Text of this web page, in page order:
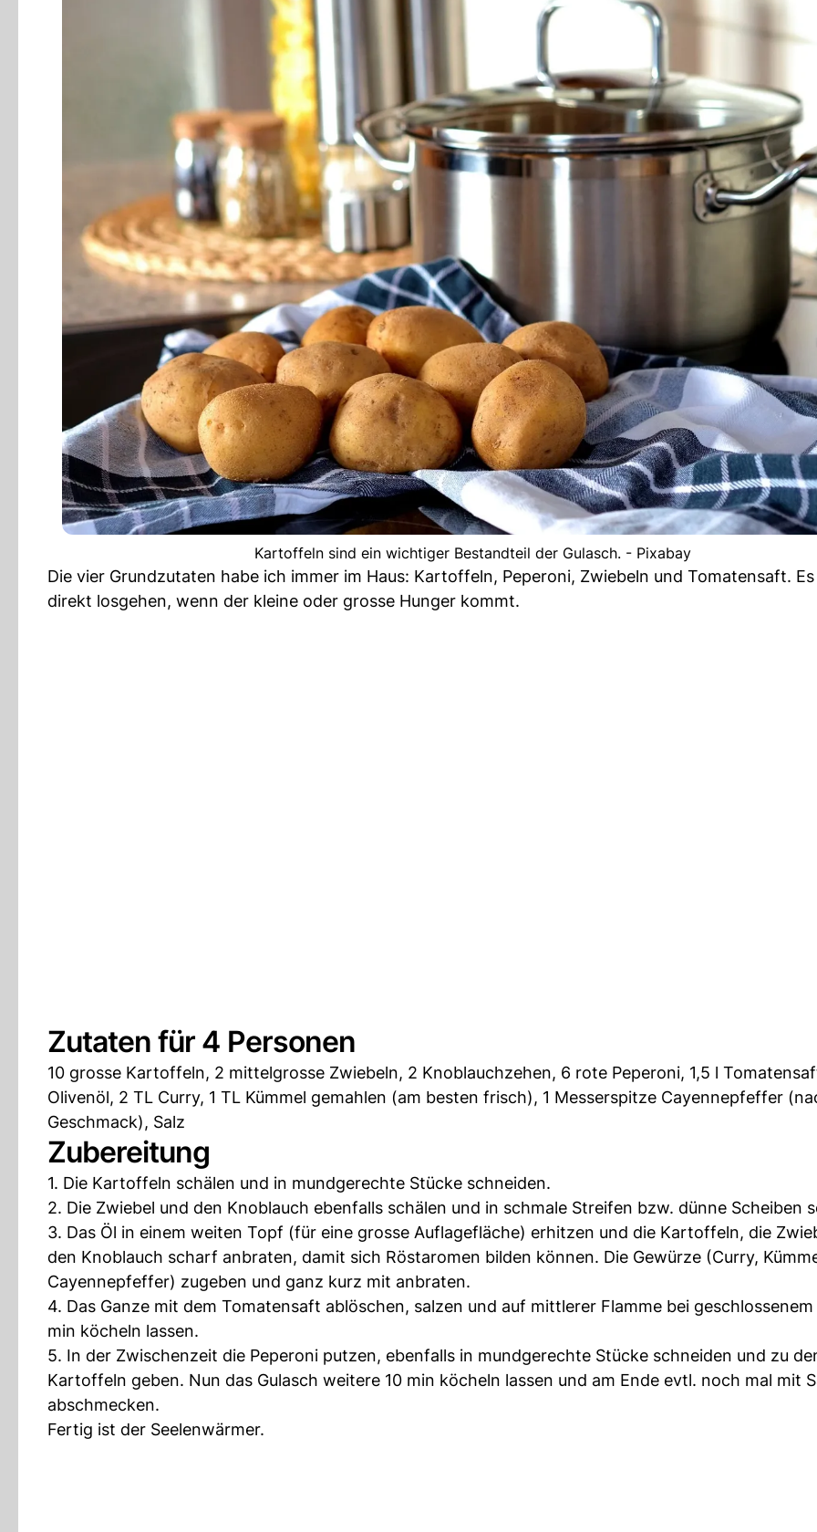
Kartoffeln sind ein wichtiger Bestandteil der Gulasch. - Pixabay
Die vier Grundzutaten habe ich immer im Haus: Kartoffeln, Peperoni, Zwiebeln und Tomatensaft.
direkt losgehen, wenn der kleine oder grosse Hunger kommt.
Zutaten für 4 Personen
10 grosse Kartoffeln, 2 mittelgrosse Zwiebeln, 2 Knoblauchzehen, 6 rote Peperoni, 1,5 l
Olivenöl, 2 TL Curry, 1 TL Kümmel gemahlen (am besten frisch), 1 Messerspitze Cayennepfeffer
Geschmack), Salz
Zubereitung
1. Die Kartoffeln schälen und in mundgerechte Stücke schneiden.
2. Die Zwiebel und den Knoblauch ebenfalls schälen und in schmale Streifen bzw. dünne Scheiben
3. Das Öl in einem weiten Topf (für eine grosse Auflagefläche) erhitzen und die Kartoffeln, die
den Knoblauch scharf anbraten, damit sich Röstaromen bilden können. Die Gewürze (Curry,
Cayennepfeffer) zugeben und ganz kurz mit anbraten.
4. Das Ganze mit dem Tomatensaft ablöschen, salzen und auf mittlerer Flamme bei geschlossenem
min köcheln lassen.
5. In der Zwischenzeit die Peperoni putzen, ebenfalls in mundgerechte Stücke schneiden und zu
Kartoffeln geben. Nun das Gulasch weitere 10 min köcheln lassen und am Ende evtl. noch mal mit
abschmecken.
Fertig ist der Seelenwärmer.